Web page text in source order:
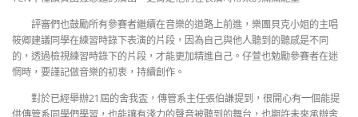
評審們也鼓勵所有參賽者繼續在音樂的道路上前進，樂團貝克小姐的主唱
筱卿建議同學在練習時錄下表演的片段，因為自己與他人聽到的聽感是不同
的，透過檢視練習時錄下的片段，才能更加精進自己。仔萱也勉勵參賽者在迷
惘時，要謹記做音樂的初衷，持續創作。
對於已經舉辦21屆的舍我盃，傳管系主任張伯謙提到，很開心有一個能提
供傳管系同學們學習，也能讓有淺力的聲音被聽到的舞台，也期許未來承辦舍